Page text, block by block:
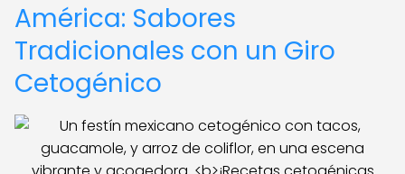
América: Sabores
Tradicionales con un Giro
Cetogénico